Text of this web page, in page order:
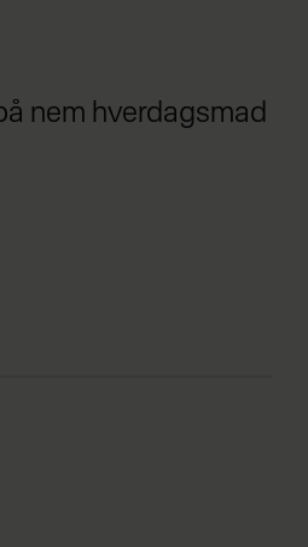
nem hverdagsmad